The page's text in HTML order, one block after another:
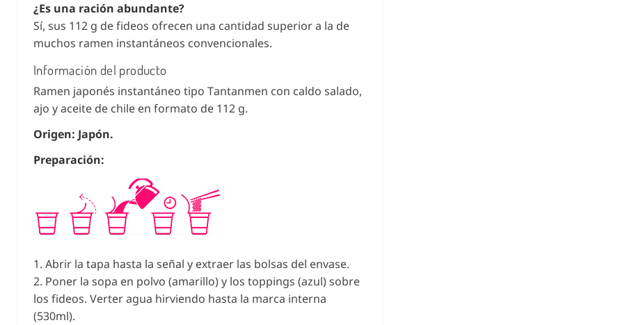
¿Es una ración abundante?
Sí, sus 112 g de fideos ofrecen una cantidad superior a la de
muchos ramen instantáneos convencionales.
Información del producto
Ramen japonés instantáneo tipo Tantanmen con caldo salado,
ajo y aceite de chile en formato de 112 g.
Origen: Japón.
Preparación:
1. Abrir la tapa hasta la señal y extraer las bolsas del envase.
2. Poner la sopa en polvo (amarillo) y los toppings (azul) sobre
los fideos. Verter agua hirviendo hasta la marca interna
(530ml).